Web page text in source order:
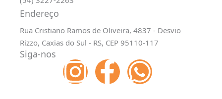
Endereço
Rua Cristiano Ramos de Oliveira, 4837 - Desvio
Rizzo, Caxias do Sul - RS, CEP 95110-117
Siga-nos
I F W